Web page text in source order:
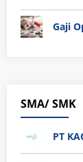
SMA/ SMK
PT